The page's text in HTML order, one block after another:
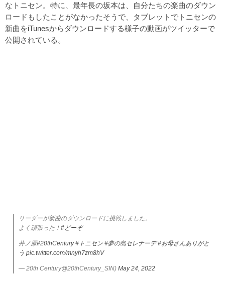
なトニセン。特に、最年長の坂本は、自分たちの楽曲のダウン
ロードもしたことがなかったそうで、タブレットでトニセンの
新曲をiTunesからダウンロードする様子の動画がツイッターで
公開されている。
リーダーが新曲のダウンロードに挑戦しました。
よく頑張った！ #どーぞ
井ノ原#20thCentury #トニセン #夢の島セレナーデ #お母さんありがと
う pic.twitter.com/mnyh7zm8hV
— 20th Century@20thCentury_SIN) May 24, 2022